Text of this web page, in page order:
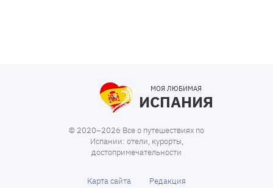
МОЯ ЛЮБИМАЯ
ИСПАНИЯ
© 2020–2026 Все о путешествиях по
Испании: отели, курорты,
достопримечательности
Карта сайта Редакция